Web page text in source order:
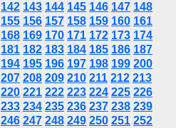
142 143 144 145 146 147 148
155 156 157 158 159 160 161
168 169 170 171 172 173 174
181 182 183 184 185 186 187
194 195 196 197 198 199 200
207 208 209 210 211 212 213
220 221 222 223 224 225 226
233 234 235 236 237 238 239
246 247 248 249 250 251 252